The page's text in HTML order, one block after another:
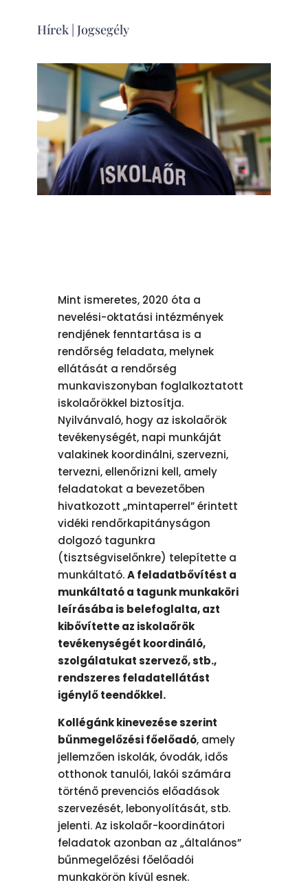
Hírek| Jogsegély
Mint ismeretes, 2020 óta a
nevelési-oktatási intézmények
rendjének fenntartása is a
rendőrség feladata, melynek
ellátását a rendőrség
munkaviszonyban foglalkoztatott
iskolaőrökkel biztosítja.
Nyilvánvaló, hogy az iskolaőrök
tevékenységét, napi munkáját
valakinek koordinálni, szervezni,
tervezni, ellenőrizni kell, amely
feladatokat a bevezetőben
hivatkozott „mintaperrel” érintett
vidéki rendőrkapitányságon
dolgozó tagunkra
(tisztségviselőnkre) telepítette a
munkáltató.A feladatbővítést a
munkáltató a tagunk munkaköri
leírásába is belefoglalta, azt
kibővítette az iskolaőrök
tevékenységét koordináló,
szolgálatukat szervező, stb.,
rendszeres feladatellátást
igénylő teendőkkel.
Kollégánk kinevezése szerint
bűnmegelőzési főelőadó, amely
jellemzően iskolák, óvodák, idős
otthonok tanulói, lakói számára
történő prevenciós előadások
szervezését, lebonyolítását, stb.
jelenti. Az iskolaőr-koordinátori
feladatok azonban az „általános”
bűnmegelőzési főelőadói
munkakörön kívül esnek.